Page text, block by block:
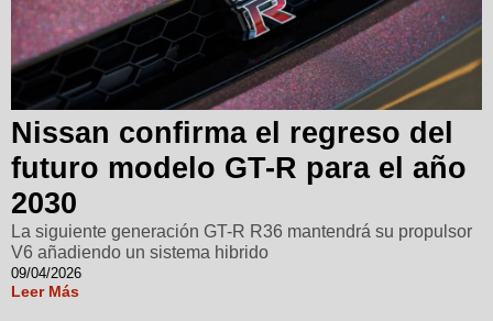
Nissan confirma el regreso del
futuro modelo GT-R para el año
2030
La siguiente generación GT-R R36 mantendrá su propulsor
V6 añadiendo un sistema hibrido
09/04/2026
Leer Más